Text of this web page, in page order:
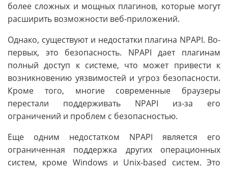
более сложных и мощных плагинов, которые могут
расширить возможности веб-приложений.
Однако, существуют и недостатки плагина NPAPI. Во-
первых, это безопасность. NPAPI дает плагинам
полный доступ к системе, что может привести к
возникновению уязвимостей и угроз безопасности.
Кроме того, многие современные браузеры
перестали поддерживать NPAPI из-за его
ограничений и проблем с безопасностью.
Еще одним недостатком NPAPI является его
ограниченная поддержка других операционных
систем, кроме Windows и Unix-based систем. Это